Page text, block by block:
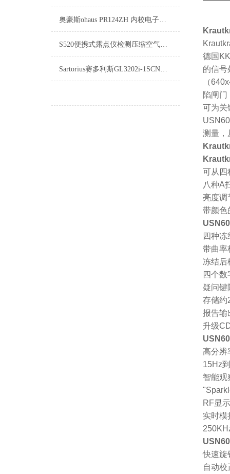
奥豪斯ohaus PR124ZH 内校电子天平
S520便携式露点仪检测压缩空气全生命周期监测
Sartorius赛多利斯GL3202i-1SCN电子天平
德国
的信号
（
陷闸
可为关
测量，
可从四
八种A
亮度调
带颜色
四种
带曲率
冻结后
四个
疑问键
存储约
报告输
升级
高分辨
15Hz
智能观
RF显
实时模
快速旋
自动校